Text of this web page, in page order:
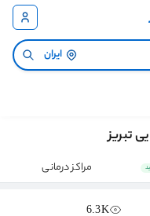
ایران
تبریز
مراکز درمانی
6.3K